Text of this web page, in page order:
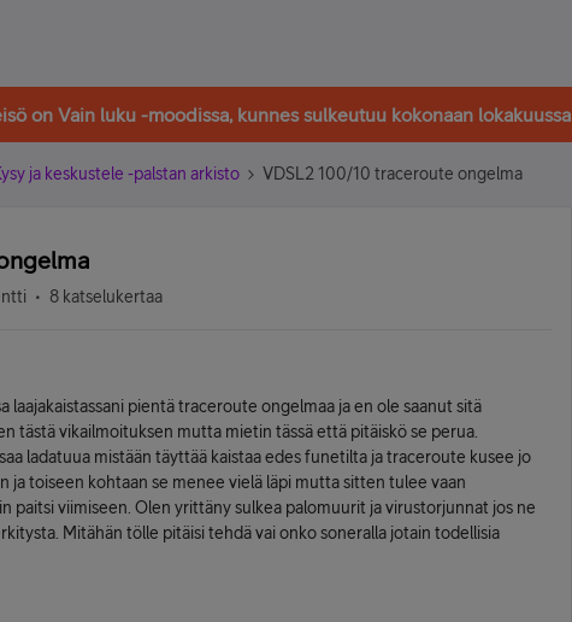
on Vain luku -moodissa, kunnes sulkeutuu kokonaan lokakuussa
ja keskustele -palstan arkisto VDSL2 100/10 traceroute ongelma
8 katselukertaa
laajakaistassani pientä traceroute ongelmaa ja en ole saanut sitä
tästä vikailmoituksen mutta mietin tässä että pitäiskö se perua.
ladatuua mistään täyttää kaistaa edes funetilta ja traceroute kusee jo
ja toiseen kohtaan se menee vielä läpi mutta sitten tulee vaan
paitsi viimiseen. Olen yrittäny sulkea palomuurit ja virustorjunnat jos ne
Mitähän tölle pitäisi tehdä vai onko soneralla jotain todellisia